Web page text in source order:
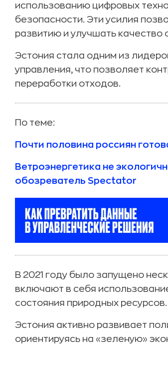
использованию цифровых
безопасности. Эти усилия
развитию и улучшать
Эстония стала одним из
управления, что позволяет
переработки отходов.
По теме:
Почти половина россиян
Ветроэнергетика не
обозреватель Spectator
В 2021 году было запущено
включают в себя
состояния природных ресурсов.
Эстония активно развивает
ориентируясь на «зеленую»